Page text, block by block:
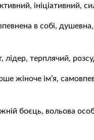
ініціативний,
в собі,
терплячий,
жіноче ім’я,
боєць, вольова